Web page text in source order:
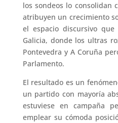
los sondeos lo consolidan
atribuyen un crecimiento
el espacio discursivo
Galicia, donde los ultras
Pontevedra y A Coruña
Parlamento.
El resultado es un
un partido con mayoría
estuviese en campaña
emplear su cómoda